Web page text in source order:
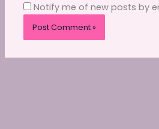
Notify me of new posts by